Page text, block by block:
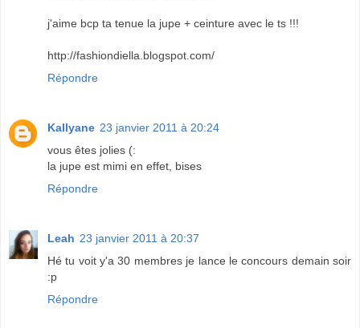
j'aime bcp ta tenue la jupe + ceinture avec le ts !!!
http://fashiondiella.blogspot.com/
Répondre
Kallyane 23 janvier 2011 à 20:24
vous êtes jolies (:
la jupe est mimi en effet, bises
Répondre
Leah 23 janvier 2011 à 20:37
Hé tu voit y'a 30 membres je lance le concours demain soir
:p
Répondre